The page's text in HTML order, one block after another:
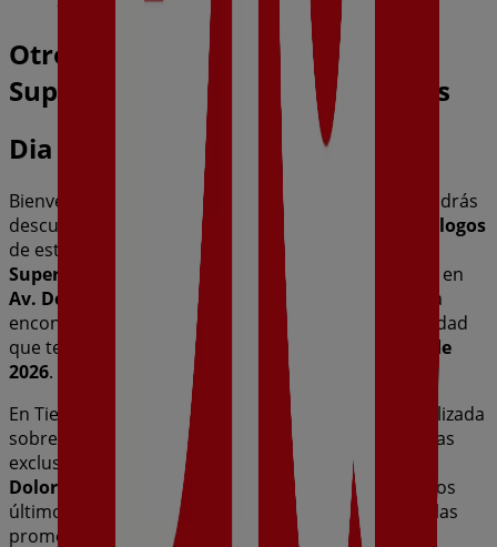
Otros negocios de Hiper-
Supermercados en Caldas de Reis
Dia
Bienvenido a la tienda de
en Tiendeo, donde podrás
descubrir las mejores
ofertas
catálogos
de esta destacada marca del sector de
Supermercados
. Nuestra tienda física está ubicada en
Av. Dolores Mosquera, 18
, y en ella
encontrarás una amplia gama de productos de calidad
que te permitirán ahorrar durante todo el
agosto de
2026.
En Tiendeo te ofrecemos toda la información actualizada
sobre
, como los horarios de apertura, las ofertas
exclusivas y la ubicación exacta de la tienda en
Dolores Mosquera, 18
. Además, tendrás acceso a los
últimos catálogos de
, donde podrás descubrir las
promociones más recientes y aprovechar grandes